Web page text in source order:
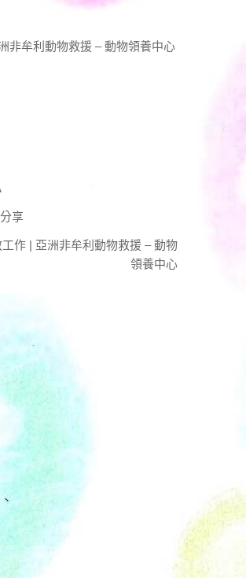
非牟利動物救援 – 動物領養中心
享
作 | 亞洲非牟利動物救援 – 動物
領養中心